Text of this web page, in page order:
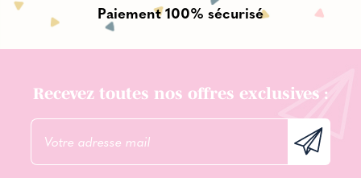
Paiement 100% sécurisé
Recevez toutes nos offres exclusives :